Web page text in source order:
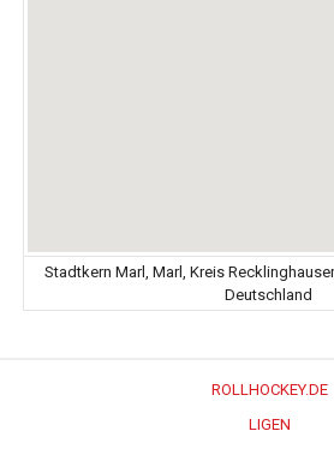
Stadtkern Marl, Marl, Kreis
Deutschland
ROLLHOCKEY.DE
LIGEN